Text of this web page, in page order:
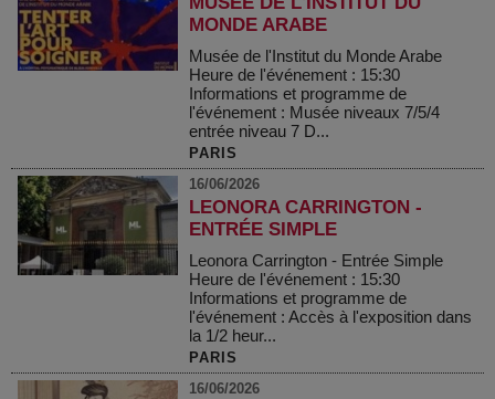
MONDE ARABE
Musée de l'Institut du Monde Arabe
Heure de l'événement : 15:30
Informations et programme de
l'événement : Musée niveaux 7/5/4
entrée niveau 7 D...
PARIS
16/06/2026
LEONORA CARRINGTON -
ENTRÉE SIMPLE
Leonora Carrington - Entrée Simple
Heure de l'événement : 15:30
Informations et programme de
l'événement : Accès à l'exposition dans
la 1/2 heur...
PARIS
16/06/2026